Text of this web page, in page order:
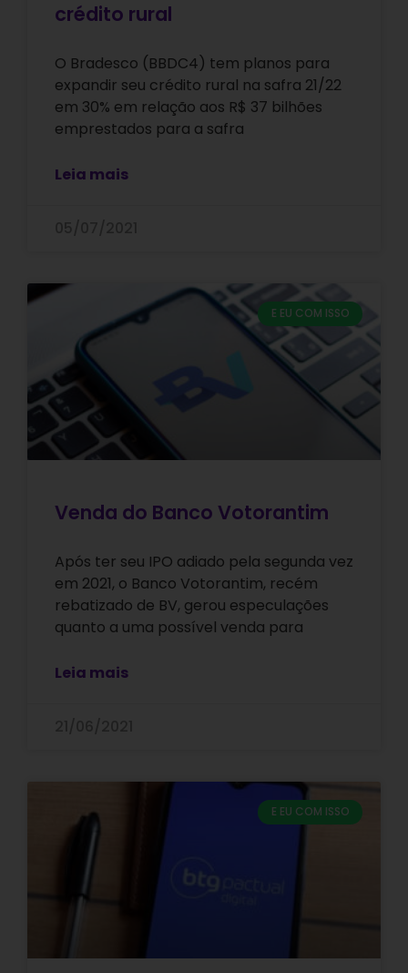
crédito rural
O Bradesco (BBDC4) tem planos para
expandir seu crédito rural na safra 21/22
em 30% em relação aos R$ 37 bilhões
emprestados para a safra
Leia mais
E EU COM ISSO
Venda do Banco Votorantim
Após ter seu IPO adiado pela segunda vez
em 2021, o Banco Votorantim, recém
rebatizado de BV, gerou especulações
quanto a uma possível venda para
Leia mais
E EU COM ISSO